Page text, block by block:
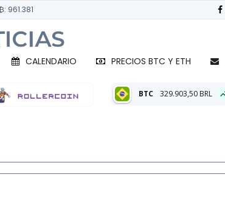
961.381
CALENDARIO PRECIOS BTC Y ETH
BTC 329.903,50 BRL 0,04% ETH